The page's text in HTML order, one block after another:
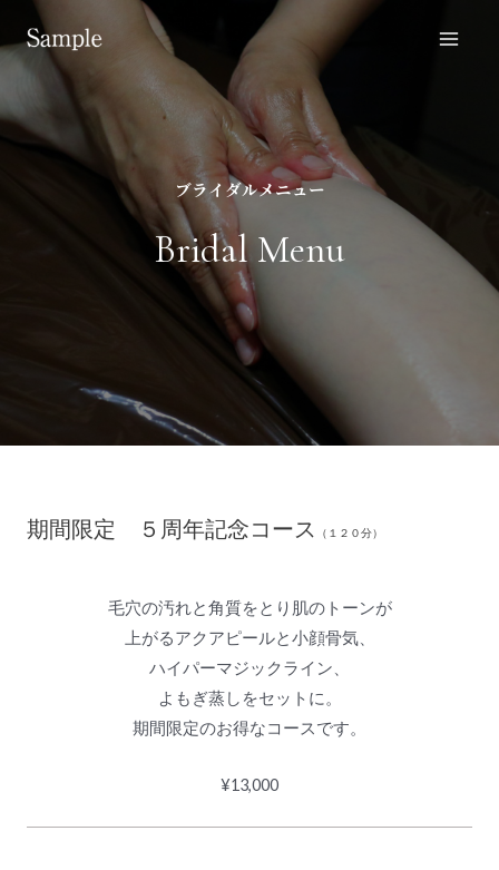
ブライダルメニュー
Bridal Menu
期間限定 ５周年記念コース （１２０分）
毛穴の汚れと角質をとり肌のトーンが
上がるアクアピールと小顔骨気、
ハイパーマジックライン、
よもぎ蒸しをセットに。
期間限定のお得なコースです。
¥13,000